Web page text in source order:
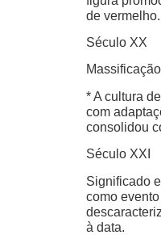
de vermelho.
Século XX
* A cultura
com
consolidou
Século XXI
Significado
como
à data.